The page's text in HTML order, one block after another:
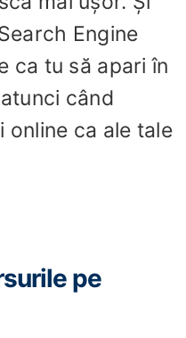
Engine
ca tu să apari în
când
online ca ale tale
pe